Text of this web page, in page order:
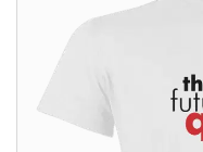
ALTRI PRODOTTI: